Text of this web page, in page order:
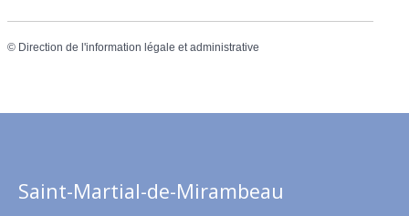
© Direction de l'information légale et administrative
Saint-Martial-de-Mirambeau